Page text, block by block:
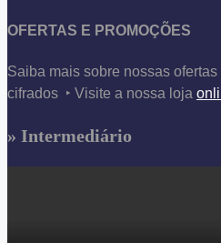
OFERTAS E PROMOÇÕES
Saiba mais sobre nossas
cifrados ‣ Visite a nossa loja
» Intermediário